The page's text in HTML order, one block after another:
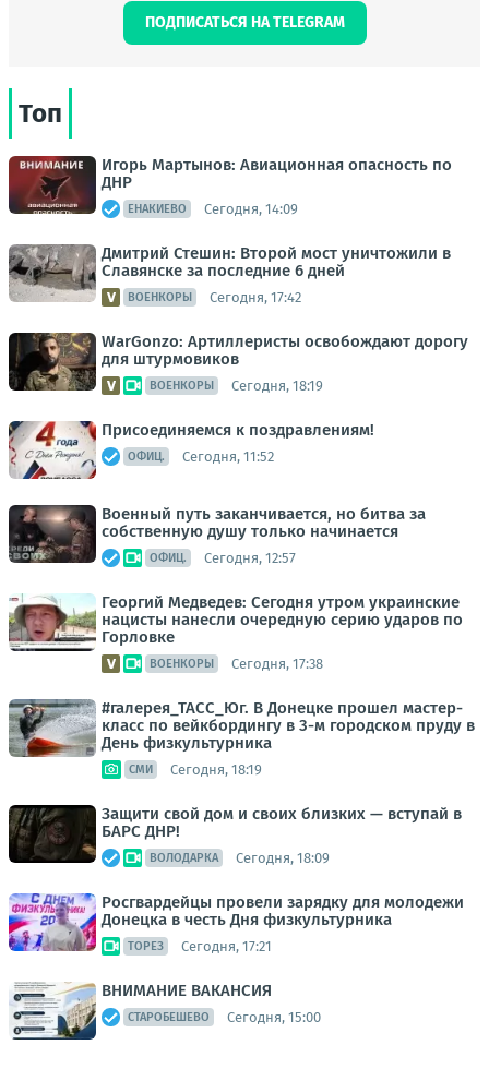
ПОДПИСАТЬСЯ НА TELEGRAM
Топ
Игорь Мартынов: Авиационная опасность по
ДНР
ЕНАКИЕВО Сегодня, 14:09
Дмитрий Стешин: Второй мост уничтожили в
Славянске за последние 6 дней
ВОЕНКОРЫ Сегодня, 17:42
WarGonzo: Артиллеристы освобождают дорогу
для штурмовиков
ВОЕНКОРЫ Сегодня, 18:19
Присоединяемся к поздравлениям!
ОФИЦ. Сегодня, 11:52
Военный путь заканчивается, но битва за
собственную душу только начинается
ОФИЦ. Сегодня, 12:57
Георгий Медведев: Сегодня утром украинские
нацисты нанесли очередную серию ударов по
Горловке
ВОЕНКОРЫ Сегодня, 17:38
#галерея_ТАСС_Юг. В Донецке прошел мастер-
класс по вейкбордингу в 3-м городском пруду в
День физкультурника
СМИ Сегодня, 18:19
Защити свой дом и своих близких — вступай в
БАРС ДНР!
ВОЛОДАРКА Сегодня, 18:09
Росгвардейцы провели зарядку для молодежи
Донецка в честь Дня физкультурника
ТОРЕЗ Сегодня, 17:21
ВНИМАНИЕ ВАКАНСИЯ
СТАРОБЕШЕВО Сегодня, 15:00